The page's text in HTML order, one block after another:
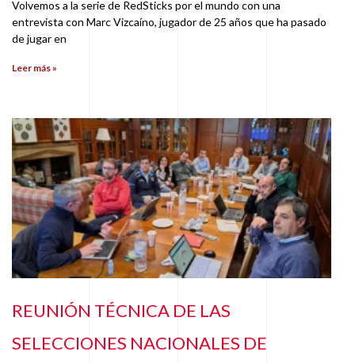
Volvemos a la serie de RedSticks por el mundo con una
entrevista con Marc Vizcaíno, jugador de 25 años que ha pasado
de jugar en
Leer más »
REUNIÓN TÉCNICA DE LAS
SELECCIONES NACIONALES DE